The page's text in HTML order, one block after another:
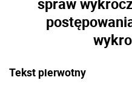
Tekst pierwotny